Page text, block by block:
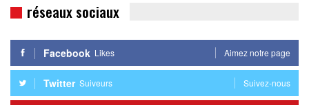
réseaux sociaux
Facebook Likes Aimez notre page
Twitter Suiveurs Suivez-nous